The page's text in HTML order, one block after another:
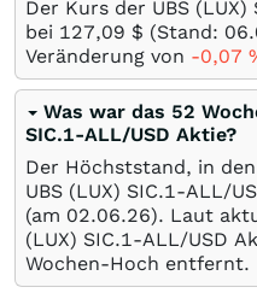
Der Kurs der UBS
bei 127,09 $ (Stand:
Veränderung von -0,07
Was war das 52
SIC.1-ALL/USD Aktie?
Der Höchststand, in
UBS (LUX) SIC.1-ALL/
(am 02.06.26). Laut
(LUX) SIC.1-ALL/USD
Wochen-Hoch entfernt.